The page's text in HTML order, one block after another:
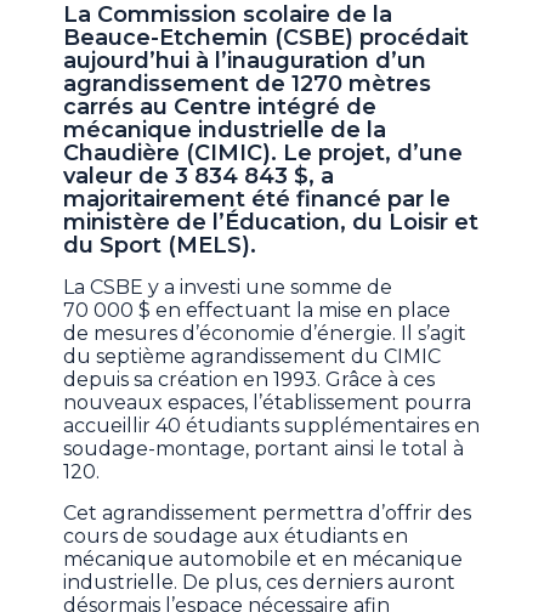
La Commission scolaire de la
Beauce-Etchemin (CSBE) procédait
aujourd’hui à l’inauguration d’un
agrandissement de 1270 mètres
carrés au Centre intégré de
mécanique industrielle de la
Chaudière (CIMIC). Le projet, d’une
valeur de 3 834 843 $, a
majoritairement été financé par le
ministère de l’Éducation, du Loisir et
du Sport (MELS).
La CSBE y a investi une somme de
70 000 $ en effectuant la mise en place
de mesures d’économie d’énergie. Il s’agit
du septième agrandissement du CIMIC
depuis sa création en 1993. Grâce à ces
nouveaux espaces, l’établissement pourra
accueillir 40 étudiants supplémentaires en
soudage-montage, portant ainsi le total à
120.
Cet agrandissement permettra d’offrir des
cours de soudage aux étudiants en
mécanique automobile et en mécanique
industrielle. De plus, ces derniers auront
désormais l’espace nécessaire afin